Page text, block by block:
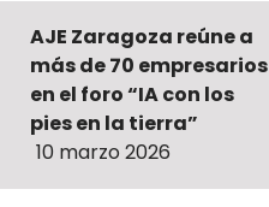
AJE Zaragoza reúne a
más de 70 empresarios
en el foro “IA con los
pies en la tierra”
10 marzo 2026